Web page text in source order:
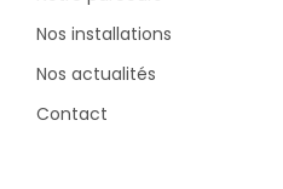
Nos installations
Nos actualités
Contact